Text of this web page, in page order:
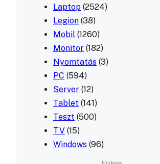
Laptop (2524)
Legion (38)
Mobil (1260)
Monitor (182)
Nyomtatás (3)
PC (594)
Server (12)
Tablet (141)
Teszt (500)
TV (15)
Windows (96)